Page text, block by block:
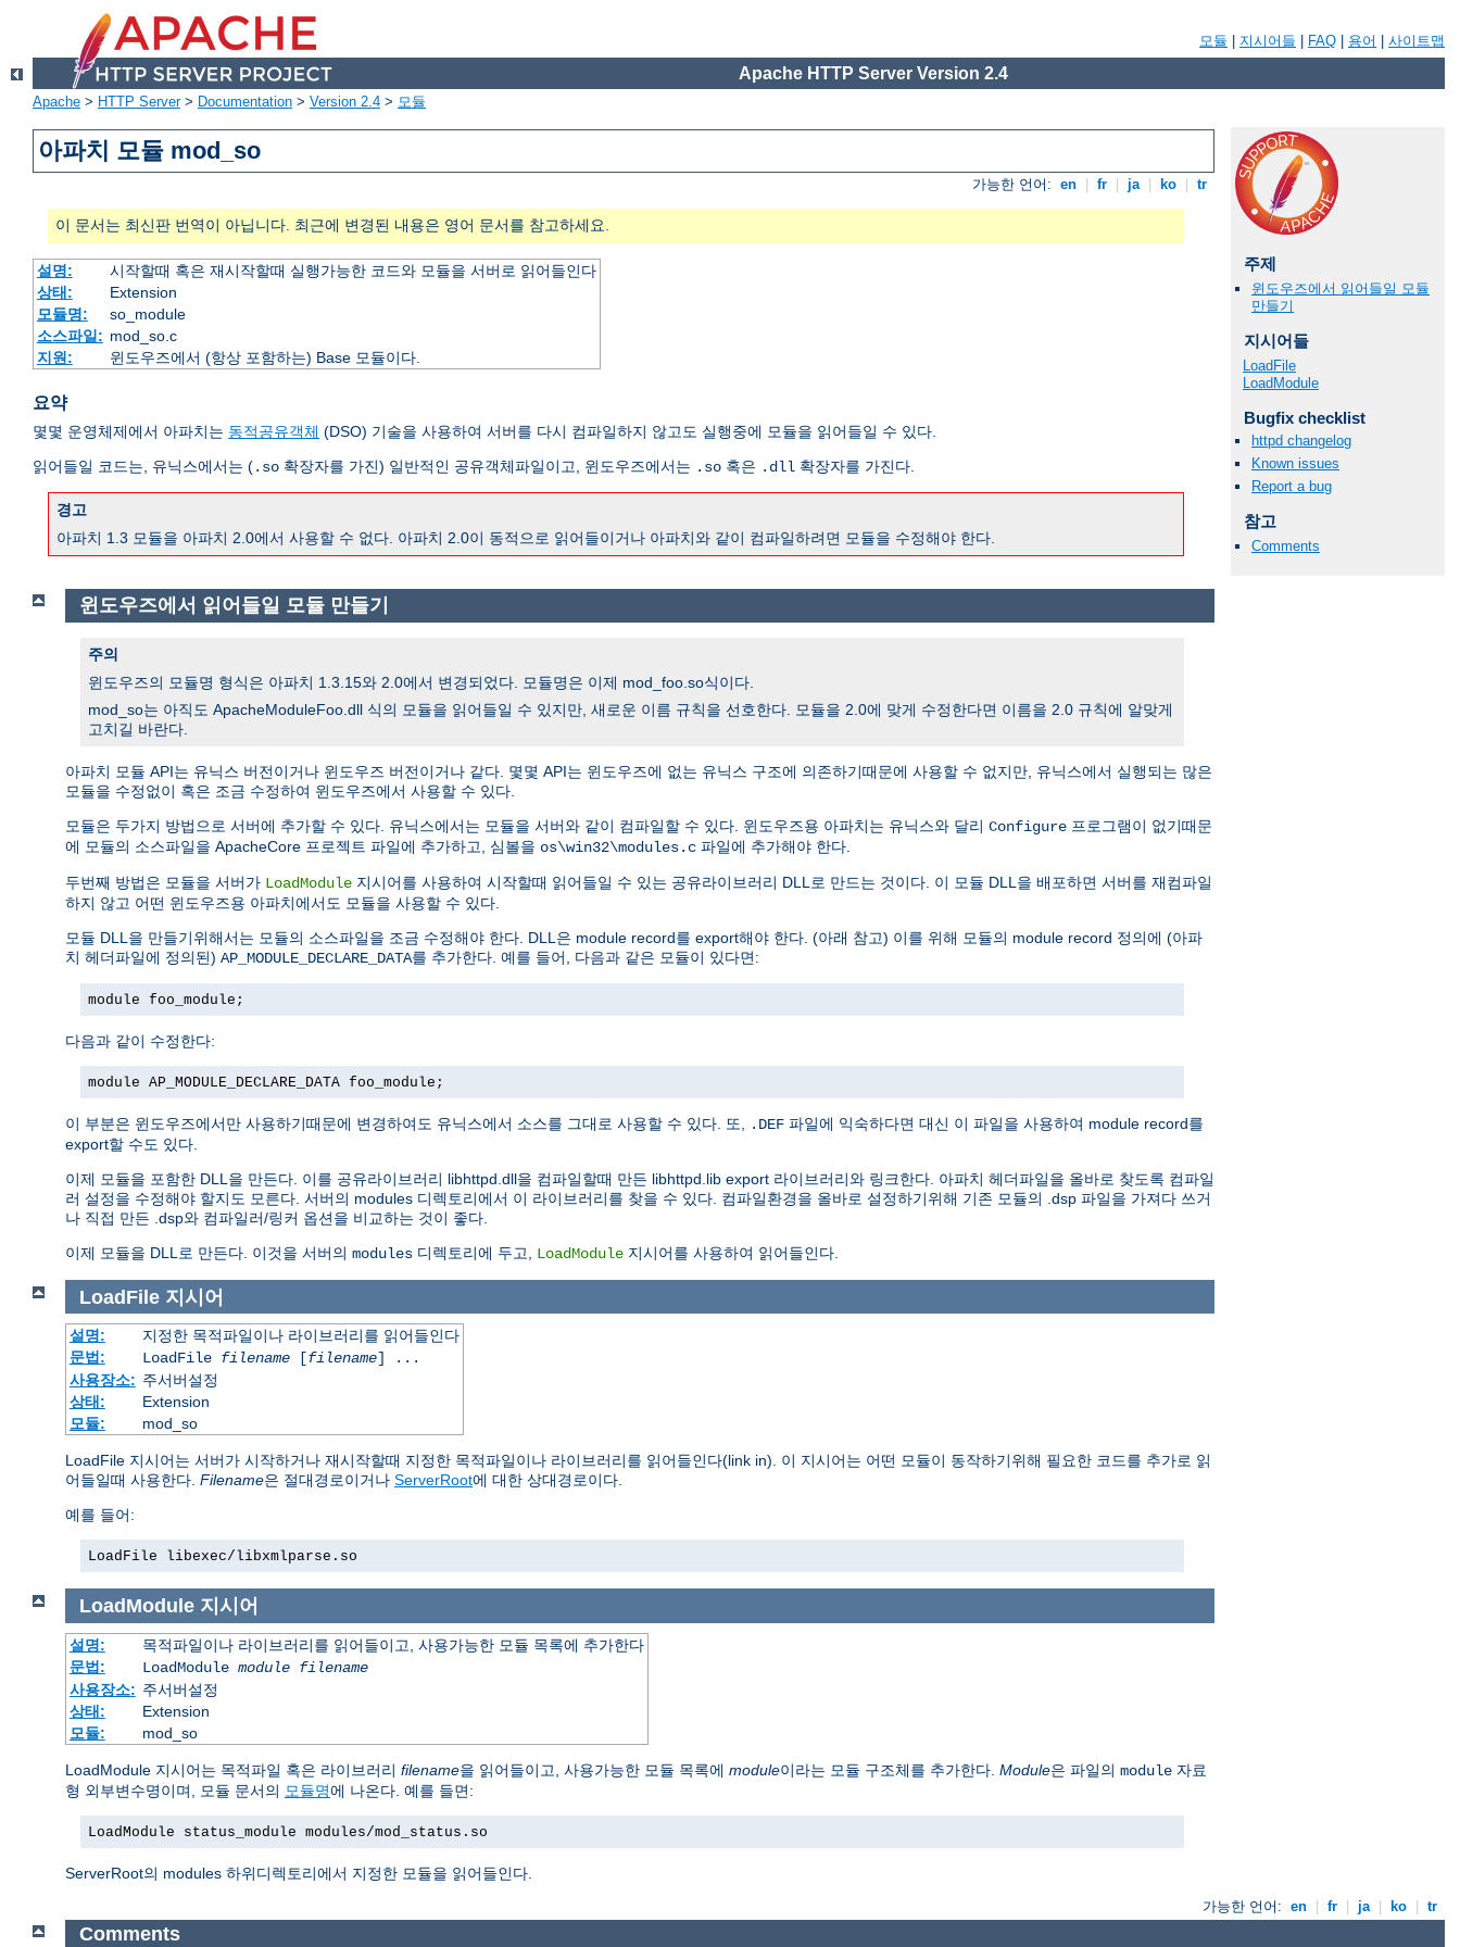
모듈 지시어들 FAQ 용어 사이트맵
Apache HTTP Server Version 2.4
Apache > HTTP Server> Documentation > Version 2.4 > 모듈
아파치 모듈 mod_so
가능한 언어: en fr ja ko tr
이 문서는 최신판 번역이 아닙니다. 최근에 변경된 내용은 영어 문서를 참고하세요.
설명:
시작할때 혹은 재시작할때 실행가능한 코드와 모듈을 서버로 읽어들인다
상태:
Extension
모듈명:
so_module
소스파일: mod_so.c
지원:
윈도우즈에서 (항상 포함하는) Base 모듈이다.
요약
몇몇 운영체제에서 아파치는 동적공유객체 (DSO) 기술을 사용하여 서버를 다시 컴파일하지 않고도 실행중에 모듈을 읽어들일 수 있다.
읽어들일 코드는, 유닉스에서는 (.so 확장자를 가진) 일반적인 공유객체파일이고, 윈도우즈에서는 .so 혹은 .dll 확장자를 가진다.
경고
아파치 1.3 모듈을 아파치 2.0에서 사용할 수 없다. 아파치 2.0이 동적으로 읽어들이거나 아파치와 같이 컴파일하려면 모듈을 수정해야 한다.
주제
윈도우즈에서 읽어들일 모듈
만들기
지시어들
LoadFile
LoadModule
Bugfix checklist
httpd changelog
Known issues
Report a bug
참고
Comments
윈도우즈에서 읽어들일 모듈 만들기
주의
윈도우즈의 모듈명 형식은 아파치 1.3.15와 2.0에서 변경되었다. 모듈명은 이제 mod_foo.so식이다.
mod_so는 아직도 ApacheModuleFoo.dll 식의 모듈을 읽어들일 수 있지만, 새로운 이름 규칙을 선호한다. 모듈을 2.0에 맞게 수정한다면 이름을 2.0 규칙에 알맞게
고치길 바란다.
아파치 모듈 API는 유닉스 버전이거나 윈도우즈 버전이거나 같다. 몇몇 API는 윈도우즈에 없는 유닉스 구조에 의존하기때문에 사용할 수 없지만, 유닉스에서 실행되는 많은
모듈을 수정없이 혹은 조금 수정하여 윈도우즈에서 사용할 수 있다.
모듈은 두가지 방법으로 서버에 추가할 수 있다. 유닉스에서는 모듈을 서버와 같이 컴파일할 수 있다. 윈도우즈용 아파치는 유닉스와 달리 Configure 프로그램이 없기때문
에 모듈의 소스파일을 ApacheCore 프로젝트 파일에 추가하고, 심볼을 os\win32\modules.c 파일에 추가해야 한다.
두번째 방법은 모듈을 서버가 LoadModule 지시어를 사용하여 시작할때 읽어들일 수 있는 공유라이브러리 DLL로 만드는 것이다. 이 모듈 DLL을 배포하면 서버를 재컴파일
하지 않고 어떤 윈도우즈용 아파치에서도 모듈을 사용할 수 있다.
모듈 DLL을 만들기위해서는 모듈의 소스파일을 조금 수정해야 한다. DLL은 module record를 export해야 한다. (아래 참고) 이를 위해 모듈의 module record 정의에 (아파
치 헤더파일에 정의된) AP_MODULE_DECLARE_DATA를 추가한다. 예를 들어, 다음과 같은 모듈이 있다면:
module foo_module;
다음과 같이 수정한다:
module AP_MODULE_DECLARE_DATA foo_module;
이 부분은 윈도우즈에서만 사용하기때문에 변경하여도 유닉스에서 소스를 그대로 사용할 수 있다. 또, .DEF 파일에 익숙하다면 대신 이 파일을 사용하여 module record를
export할 수도 있다.
이제 모듈을 포함한 DLL을 만든다. 이를 공유라이브러리 libhttpd.dll을 컴파일할때 만든 libhttpd.lib export 라이브러리와 링크한다. 아파치 헤더파일을 올바로 찾도록 컴파일
러 설정을 수정해야 할지도 모른다. 서버의 modules 디렉토리에서 이 라이브러리를 찾을 수 있다. 컴파일환경을 올바로 설정하기위해 기존 모듈의 .dsp 파일을 가져다 쓰거
나 직접 만든 .dsp와 컴파일러/링커 옵션을 비교하는 것이 좋다.
이제 모듈을 DLL로 만든다. 이것을 서버의 modules 디렉토리에 두고, LoadModule 지시어를 사용하여 읽어들인다.
LoadFile 지시어
설명:
지정한 목적파일이나 라이브러리를 읽어들인다
문법:
LoadFile filename[filename] ...
사용장소: 주서버설정
상태:
Extension
모듈:
mod_so
LoadFile 지시어는 서버가 시작하거나 재시작할때 지정한 목적파일이나 라이브러리를 읽어들인다(link in). 이 지시어는 어떤 모듈이 동작하기위해 필요한 코드를 추가로 읽
어들일때 사용한다. Filename은 절대경로이거나 ServerRoot에 대한 상대경로이다.
예를 들어:
LoadFile libexec/libxmlparse.so
LoadModule 지시어
설명:
목적파일이나 라이브러리를 읽어들이고, 사용가능한 모듈 목록에 추가한다
문법:
LoadModule module filename
사용장소: 주서버설정
상태:
Extension
모듈:
mod_so
LoadModule 지시어는 목적파일 혹은 라이브러리 filename을 읽어들이고, 사용가능한 모듈 목록에 module이라는 모듈 구조체를 추가한다. Module은 파일의 module 자료
형 외부변수명이며, 모듈 문서의 모듈명에 나온다. 예를 들면:
LoadModule status_module modules/mod_status.so
ServerRoot의 modules 하위디렉토리에서 지정한 모듈을 읽어들인다.
가능한 언어: en | fr | ja | ko | tr
Comments